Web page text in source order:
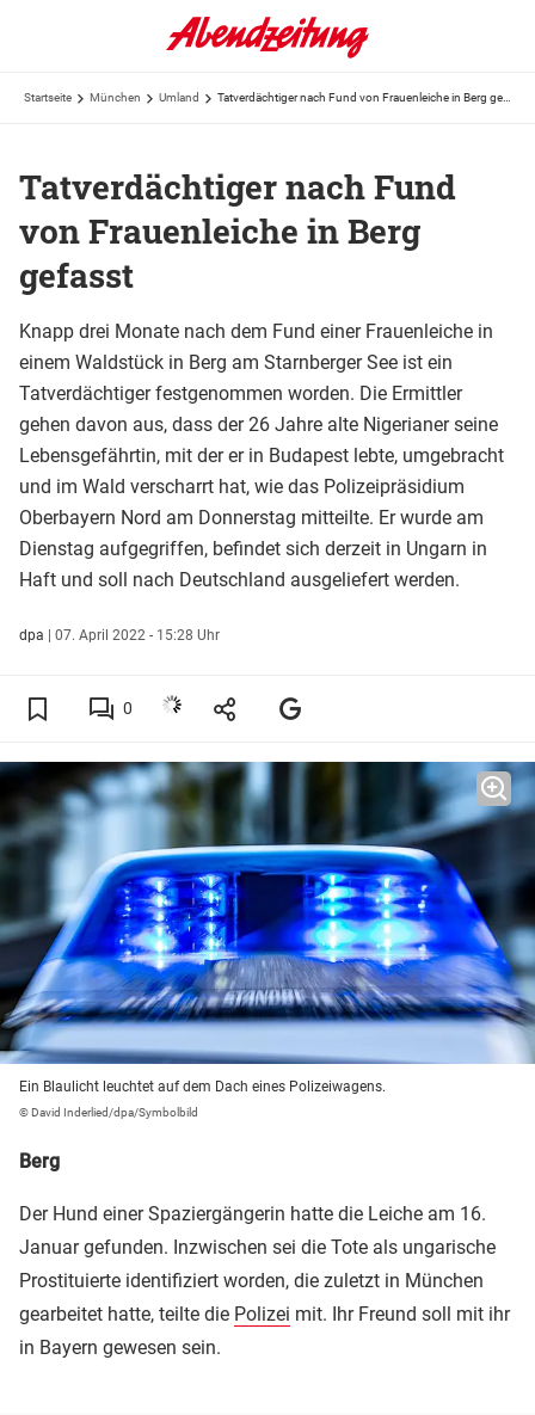
Startseite München Umland
Tatverdächtiger nach Fund
von Frauenleiche in Berg
gefasst
Knapp drei Monate nach dem Fund einer Frauenleiche in
einem Waldstück in Berg am Starnberger See ist ein
Tatverdächtiger festgenommen worden. Die Ermittler
gehen davon aus, dass der 26 Jahre alte Nigerianer seine
Lebensgefährtin, mit der er in Budapest lebte, umgebracht
und im Wald verscharrt hat, wie das Polizeipräsidium
Oberbayern Nord am Donnerstag mitteilte. Er wurde am
Dienstag aufgegriffen, befindet sich derzeit in Ungarn in
Haft und soll nach Deutschland ausgeliefert werden.
dpa | 07. April 2022 - 15:28 Uhr
0
Ein Blaulicht leuchtet auf dem Dach eines Polizeiwagens.
© David Inderlied/dpa/Symbolbild
Berg
Der Hund einer Spaziergängerin hatte die Leiche am 16.
Januar gefunden. Inzwischen sei die Tote als ungarische
Prostituierte identifiziert worden, die zuletzt in München
gearbeitet hatte, teilte die Polizei mit. Ihr Freund soll mit ihr
in Bayern gewesen sein.